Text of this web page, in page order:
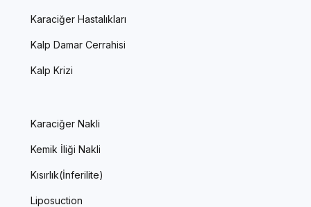
Karaciğer Hastalıkları
Kalp Damar Cerrahisi
Kalp Krizi
Karaciğer Nakli
Kemik İliği Nakli
Kısırlık(İnferilite)
Liposuction